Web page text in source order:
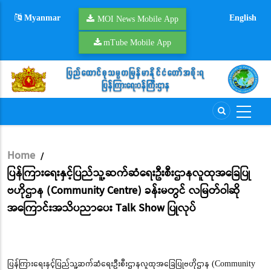
Myanmar MOI News Mobile App
mTube Mobile App
English
Breadcrumb
Home /
ပြန်ကြားရေးနှင့်ပြည်သူ့ဆက်ဆံရေးဦးစီးဌာနလူထုအခြေပြု
ဗဟိုဌာန (Community Centre) ခန်းမတွင် လမြတ်ဝါဆို
အကြောင်းအသိပညာပေး Talk Show ပြုလုပ်
ပြန်ကြားရေးနှင့်ပြည်သူ့ဆက်ဆံရေးဦးစီးဌာနလူထုအခြေပြုဗဟိုဌာန (Community